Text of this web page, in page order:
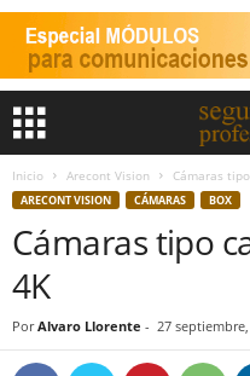
Inicio Arecont Vision Cámaras
ARECONT VISION CÁMARAS BOX
Cámaras tipo
4K
Por Alvaro Llorente - 27